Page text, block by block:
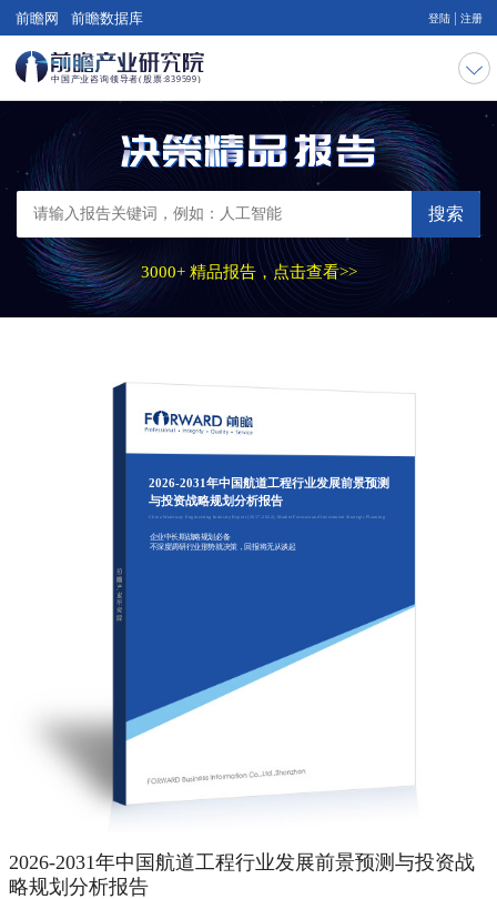
前瞻网 前瞻数据库 登陆 注册
搜索
3000+ 精品报告，点击查看>>
2026-2031年中国航道工程行业发展前景预测
与投资战略规划分析报告
China Waterway Engineering Industry Report (2017-2022), Market Forecast and Investment Strategic Planning
企业中长期战略规划必备
不深度调研行业形势就决策，回报将无从谈起
2026-2031年中国航道工程行业发展前景预测与投资战
略规划分析报告